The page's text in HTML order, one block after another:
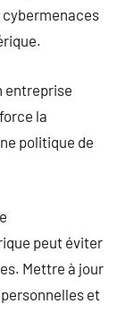
cybermenaces
entreprise
la
politique de
peut éviter
Mettre à jour
et